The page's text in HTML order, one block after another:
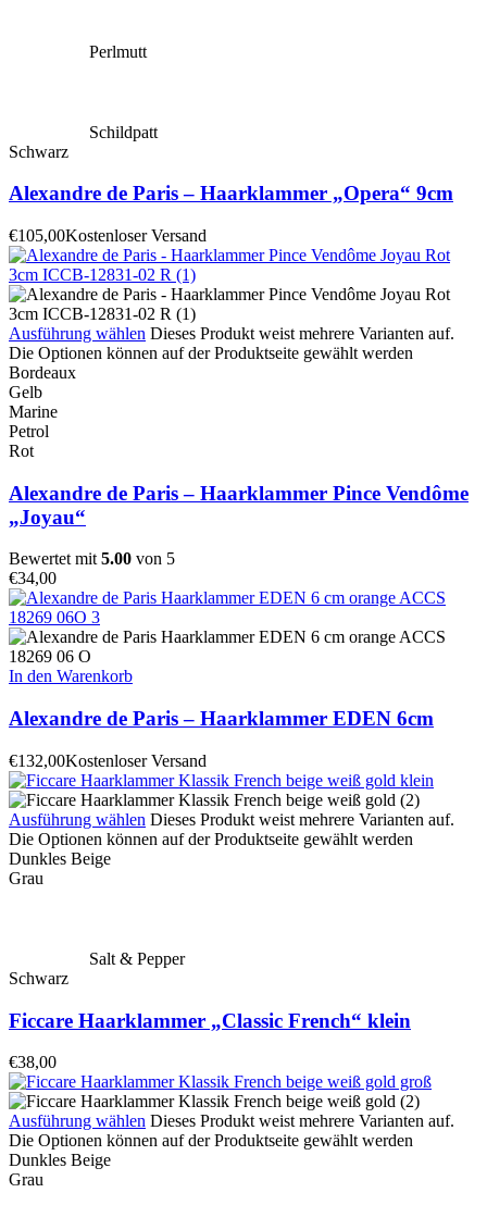
Perlmutt
Schildpatt
Schwarz
Alexandre de Paris – Haarklammer „Opera“ 9cm
€105,00Kostenloser Versand
Ausführung wählen Dieses Produkt weist mehrere Varianten auf.
Die Optionen können auf der Produktseite gewählt werden
Bordeaux
Gelb
Marine
Petrol
Rot
Alexandre de Paris – Haarklammer Pince Vendôme
„Joyau“
Bewertet mit5.00 von 5
€34,00
In den Warenkorb
Alexandre de Paris – Haarklammer EDEN 6cm
€132,00Kostenloser Versand
Ausführung wählen Dieses Produkt weist mehrere Varianten auf.
Die Optionen können auf der Produktseite gewählt werden
Dunkles Beige
Grau
Salt & Pepper
Schwarz
Ficcare Haarklammer „Classic French“ klein
€38,00
Ausführung wählen Dieses Produkt weist mehrere Varianten auf.
Die Optionen können auf der Produktseite gewählt werden
Dunkles Beige
Grau